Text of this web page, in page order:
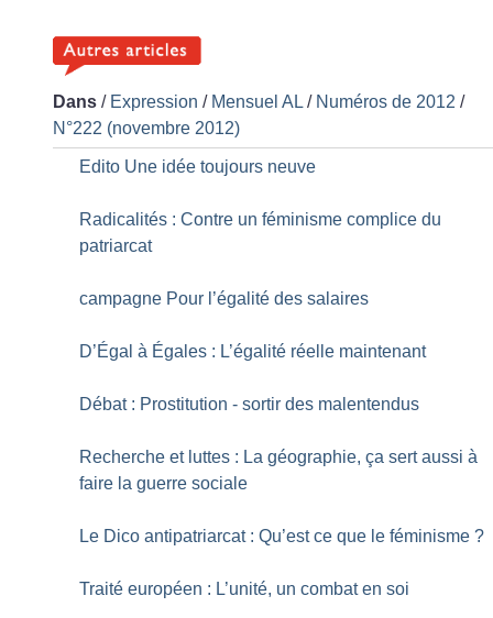
Dans / Expression / Mensuel AL / Numéros de 2012 /
N°222 (novembre 2012)
Edito Une idée toujours neuve
Radicalités : Contre un féminisme complice du
patriarcat
campagne Pour l’égalité des salaires
D’Égal à Égales : L’égalité réelle maintenant
Débat : Prostitution - sortir des malentendus
Recherche et luttes : La géographie, ça sert aussi à
faire la guerre sociale
Le Dico antipatriarcat : Qu’est ce que le féminisme ?
Traité européen : L’unité, un combat en soi